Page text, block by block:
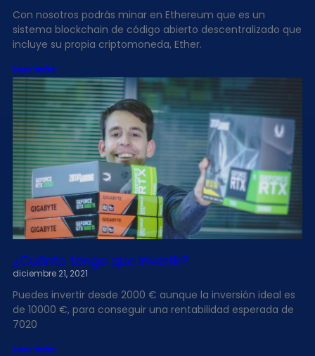
Con nosotros podrás minar en Ethereum que es un
sistema blockchain de código abierto descentralizado que
incluye su propia criptomoneda, Ether.
Leer más
¿Cuánto tengo que invertir?
diciembre 21, 2021
Puedes invertir desde 2000 € aunque la inversión ideal es
de 10000 €, para conseguir una rentabilidad esperada de
7020
Leer más